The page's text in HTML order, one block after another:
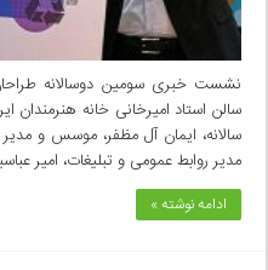
سالن استاد امیرخانی خانه هنرمندان
سالانه، ایمان آل مظفر، موسس و
مدیر روابط عمومی و تبلیغات، امیر
ادامه نوشته »